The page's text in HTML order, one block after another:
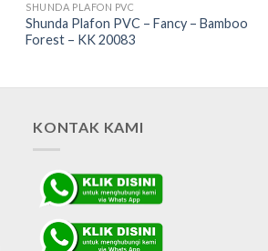
SHUNDA PLAFON PVC
Shunda Plafon PVC – Fancy – Bamboo
Forest – KK 20083
KONTAK KAMI